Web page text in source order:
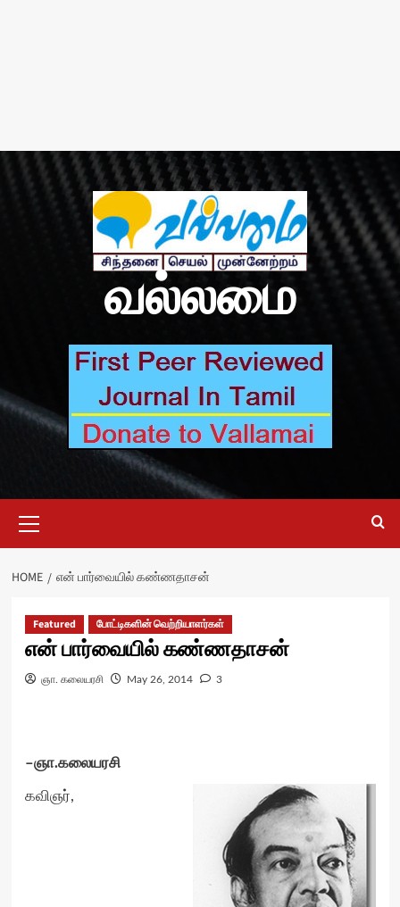
வல்லமை
Menu
HOME என் பார்வையில் கண்ணதாசன்
Featured போட்டிகளின் வெற்றியாளர்கள்
என் பார்வையில் கண்ணதாசன்
ஞா. கலையரசி May 26, 2014 3
–ஞா.கலையரசி
கவிஞர்,